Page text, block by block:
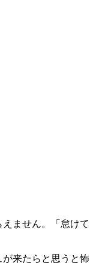
ません。「怠けて
来たらと思うと怖